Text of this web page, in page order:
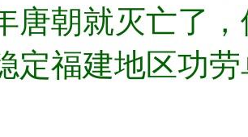
唐朝就灭亡了
定福建地区功